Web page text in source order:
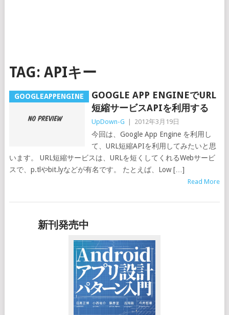
TAG: APIキー
GOOGLEAPPENGINE
GOOGLE APP ENGINEでURL
短縮サービスAPIを利用する
UpDown-G 2012年3月19日
今回は、Google App Engine を利用し
て、URL短縮APIを利用してみたいと思
います。 URL短縮サービスは、URLを短くしてくれるWebサービ
スで、p.tlやbit.lyなどが有名です。 たとえば、Low […]
Read More
新刊発売中